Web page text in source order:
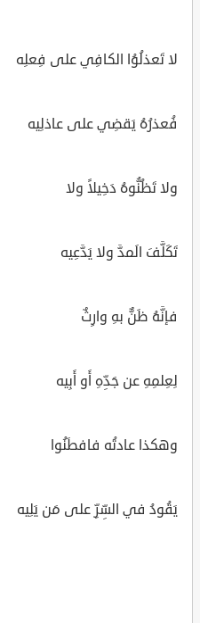
لا تَعذلُوُا الكافِي على فِعلِه
فُعذرُهُ يَقضِي على عاذلِيه
ولا تَظُنُّوهُ دَخِيلاً ولا
تَكَلَّفَ الَمدَّ ولا يَدَّعِيه
فإنَّهُ ظَنٌّ بهِ وارِثٌ
لِعِلمِهِ عن جَدِّهِ أَو أَبِيه
وهكذا عادتُه فافطَنُوا
يَقُودُ في السِّرِّ على مَن يَلِيه